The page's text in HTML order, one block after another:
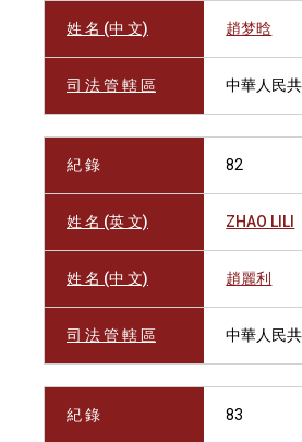
姓 名 (中 文) 趙梦晗
司 法 管 轄 區 中華人民
紀 錄 82
姓 名 (英 文) ZHAO LILI
姓 名 (中 文) 趙麗利
司 法 管 轄 區 中華人民
紀 錄 83